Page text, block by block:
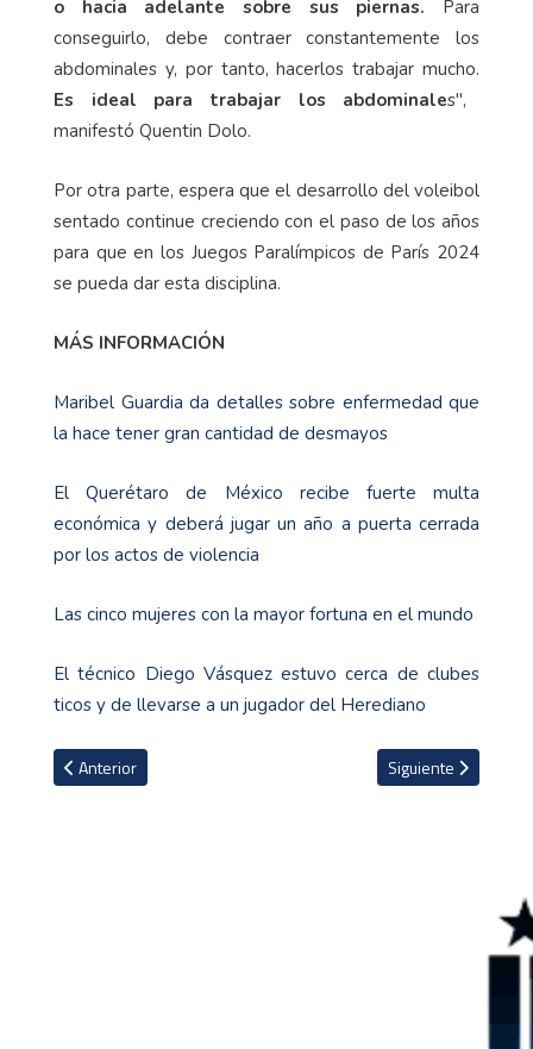
o hacia adelante sobre sus piernas. Para
conseguirlo, debe contraer constantemente los
abdominales y, por tanto, hacerlos trabajar mucho.
Es ideal para trabajar los abdominales",
manifestó Quentin Dolo.
Por otra parte, espera que el desarrollo del voleibol
sentado continue creciendo con el paso de los años
para que en los Juegos Paralímpicos de París 2024
se pueda dar esta disciplina.
MÁS INFORMACIÓN
Maribel Guardia da detalles sobre enfermedad que
la hace tener gran cantidad de desmayos
El Querétaro de México recibe fuerte multa
económica y deberá jugar un año a puerta cerrada
por los actos de violencia
Las cinco mujeres con la mayor fortuna en el mundo
El técnico Diego Vásquez estuvo cerca de clubes
ticos y de llevarse a un jugador del Herediano
Artículo anterior: Tiger Woods ingresa al Salón de la Fama del
Anterior Artículo siguiente:
Siguiente